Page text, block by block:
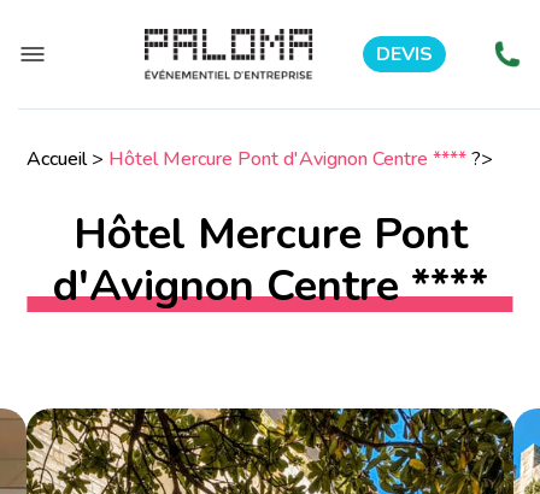
DEVIS
Accueil> Hôtel Mercure Pont d'Avignon Centre ****?>
Hôtel Mercure Pont
d'Avignon Centre ****